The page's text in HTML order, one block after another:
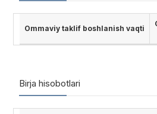
Ommaviy taklif boshlanish vaqti
Birja hisobotlari